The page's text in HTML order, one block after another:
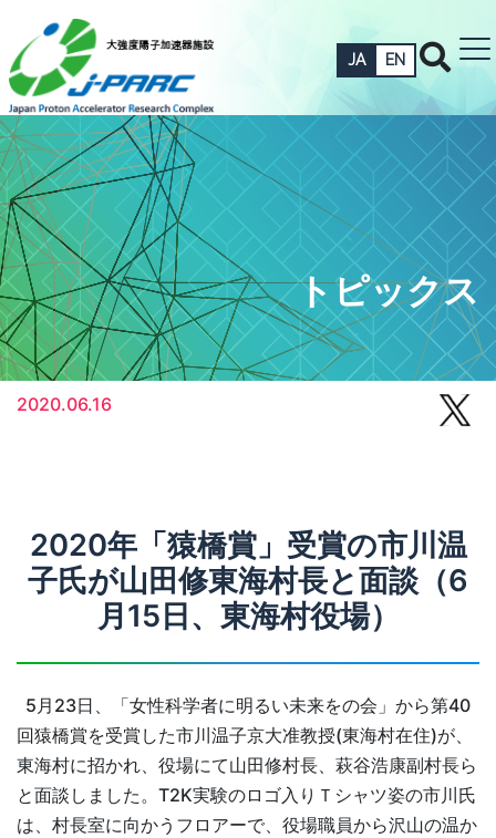
JA EN
トピックス
2020.06.16
2020年「猿橋賞」受賞の市川温
子氏が山田修東海村長と面談（6
月15日、東海村役場）
5月23日、「女性科学者に明るい未来をの会」から第40
回猿橋賞を受賞した市川温子京大准教授(東海村在住)が、
東海村に招かれ、役場にて山田修村長、萩谷浩康副村長ら
と面談しました。T2K実験のロゴ入りＴシャツ姿の市川氏
は、村長室に向かうフロアーで、役場職員から沢山の温か